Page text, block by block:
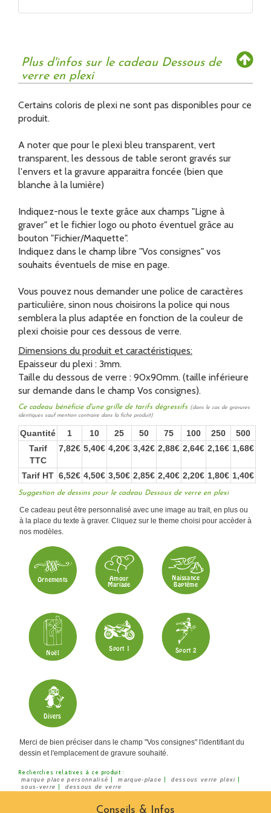
Plus d'infos sur le cadeau Dessous de
verre en plexi
Certains coloris de plexi ne sont pas disponibles pour ce
produit.
A noter que pour le plexi bleu transparent, vert
transparent, les dessous de table seront gravés sur
l'envers et la gravure apparaitra foncée (bien que
blanche à la lumière)
Indiquez-nous le texte grâce aux champs "Ligne à
graver" et le fichier logo ou photo éventuel grâce au
bouton "Fichier/Maquette".
Indiquez dans le champ libre "Vos consignes" vos
souhaits éventuels de mise en page.
Vous pouvez nous demander une police de caractères
particulière, sinon nous choisirons la police qui nous
semblera la plus adaptée en fonction de la couleur de
plexi choisie pour ces dessous de verre.
Dimensions du produit et caractéristiques:
Epaisseur du plexi : 3mm.
Taille du dessous de verre : 90x90mm. (taille inférieure
sur demande dans le champ Vos consignes).
Ce cadeau bénéficie d'une grille de tarifs dégressifs (dans le cas de gravures
identiques sauf mention contraire dans la fiche produit)
Quantité 1 10 25 50 75 100 250
500
Tarif
TTC
7,82€ 5,40€ 4,20€ 3,42€ 2,88€ 2,64€ 2,16€ 1,68€
Tarif HT 6,52€ 4,50€ 3,50€ 2,85€ 2,40€ 2,20€ 1,80€ 1,40€
Suggestion de dessins pour le cadeau Dessous de verre en plexi
Ce cadeau peut être personnalisé avec une image au trait, en plus ou
à la place du texte à graver. Cliquez sur le theme choisi pour accèder à
nos modèles.
Merci de bien préciser dans le champ "Vos consignes" l'identifiant du
dessin et l'emplacement de gravure souhaité.
Recherches relatives à ce produit :
marque place personnalisé marque-place dessous verre plexi
sous-verre dessous de verre
Conseils & Infos